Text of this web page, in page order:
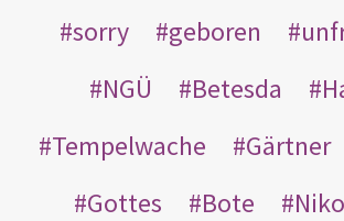
sorry
geboren
NGÜ
Betesda
Tempelwache
Gärtner
Gottes
Bote